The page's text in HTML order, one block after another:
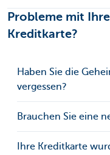
Probleme mit
Kreditkarte?
Haben Sie die
vergessen?
Brauchen Sie eine
Ihre Kreditkarte